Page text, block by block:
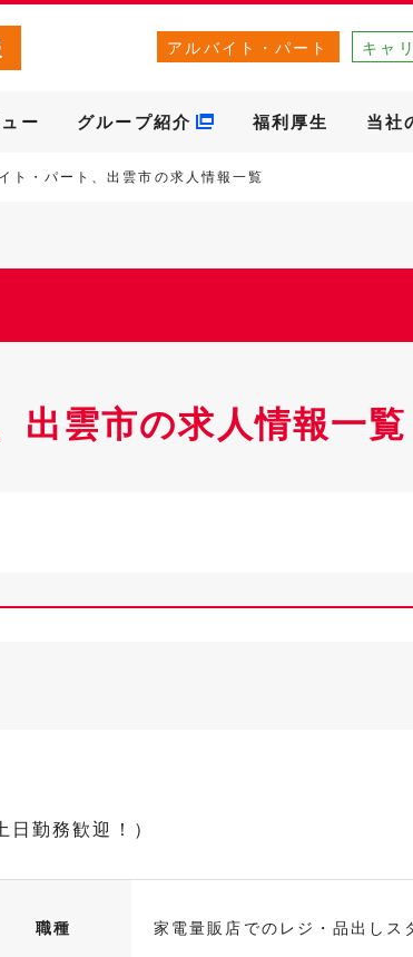
アルバイト・パート キャ
ー グループ紹介 福利厚生 当社
ト・パート、出雲市の求人情報一覧
出雲市の求人情報一覧
勤務歓迎！）
職種 家電量販店でのレジ・品出しス